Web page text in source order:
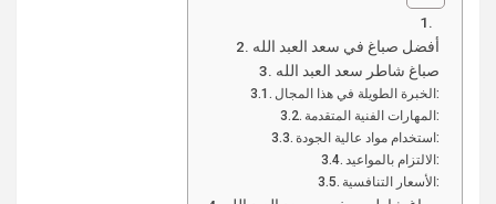
أفضل صباغ في سعد العبد الله
صباغ شاطر سعد العبد الله
الخبرة الطويلة في هذا المجال:
المهارات الفنية المتقدمة:
استخدام مواد عالية الجودة:
الالتزام بالمواعيد:
الأسعار التنافسية: